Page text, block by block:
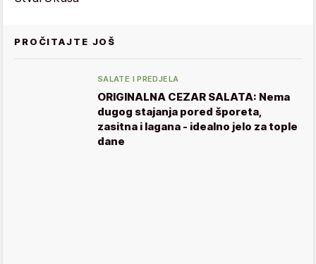
PROČITAJTE JOŠ
SALATE I PREDJELA
ORIGINALNA CEZAR SALATA: Nema
dugog stajanja pored šporeta,
zasitna i lagana - idealno jelo za tople
dane